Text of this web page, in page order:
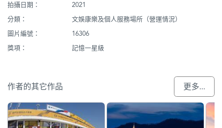
拍攝日期：
2021
分類：
文娛康樂及個人服務場所（營運情況）
圖片編號：
16306
獎項：
記憶一星級
作者的其它作品 更多...